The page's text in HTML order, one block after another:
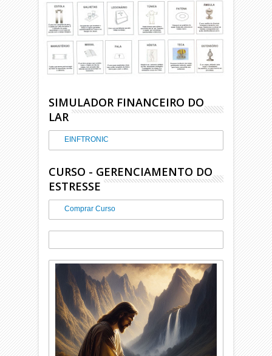
SIMULADOR FINANCEIRO DO
LAR
EINFTRONIC
CURSO - GERENCIAMENTO DO
ESTRESSE
Comprar Curso